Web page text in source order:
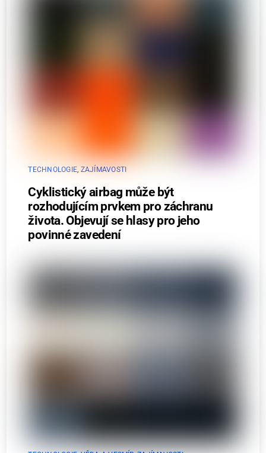
TECHNOLOGIE, ZAJÍMAVOSTI
Cyklistický airbag může být
rozhodujícím prvkem pro záchranu
života. Objevují se hlasy pro jeho
povinné zavedení